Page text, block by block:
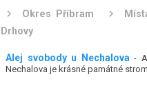
Okres Příbram
Drhovy
Alej svobody u Nechalova-
Nechalova je krásné památné